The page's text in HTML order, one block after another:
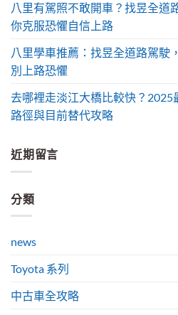
八里有駕照不敢開車？找昱全道
你克服恐懼自信上路
八里學車推薦：找昱全道路駕駛
別上路恐懼
去哪裡走淡江大橋比較快？
路徑與目前替代攻略
近期留言
分類
news
Toyota 系列
中古車全攻略